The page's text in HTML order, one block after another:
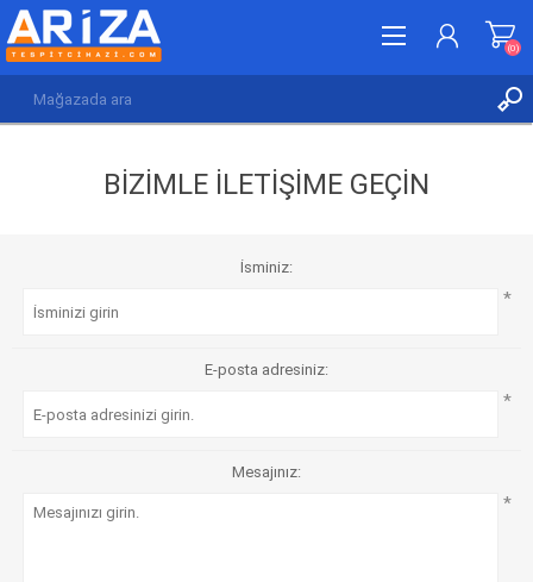
GIRIŞ YAP
(0)
BIZIMLE ILETIŞIME GEÇIN
İsminiz:
*
E-posta adresiniz:
*
Mesajınız:
*